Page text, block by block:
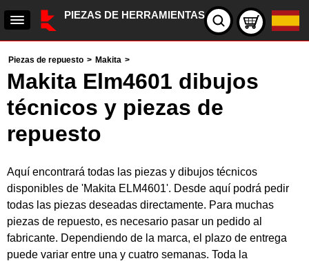
PIEZAS DE HERRAMIENTAS
Piezas de repuesto > Makita >
Makita Elm4601 dibujos
técnicos y piezas de
repuesto
Aquí encontrará todas las piezas y dibujos técnicos
disponibles de 'Makita ELM4601'. Desde aquí podrá pedir
todas las piezas deseadas directamente. Para muchas
piezas de repuesto, es necesario pasar un pedido al
fabricante. Dependiendo de la marca, el plazo de entrega
puede variar entre una y cuatro semanas. Toda la